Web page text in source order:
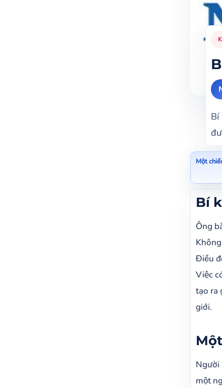
Bí
Một
Bí
Bí
Ông
Điều
Việc
tạo ra
giới.
Người
một